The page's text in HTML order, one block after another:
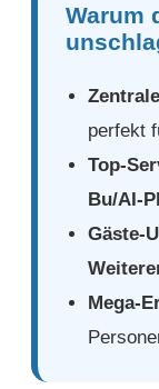
Warum
perfekt
Top-
Bu/AI-
Gäste-
Mega-